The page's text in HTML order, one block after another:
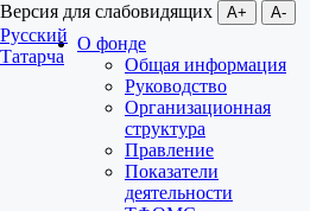
Версия для слабовидящих
A+ A-
Русский
Татарча
О фонде
Общая информация
Руководство
Организационная
структура
Правление
Показатели
деятельности